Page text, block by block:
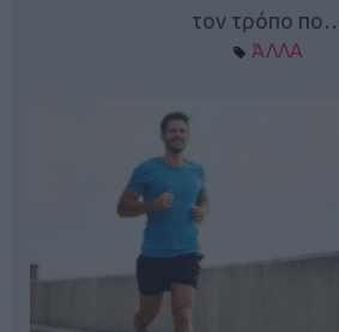
τον τρόπο
ΆΛΛΑ